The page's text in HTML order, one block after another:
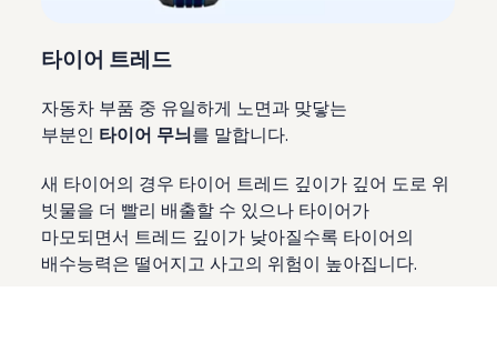
타이어 트레드
자동차 부품 중 유일하게 노면과 맞닿는
부분인 타이어 무늬를 말합니다.
새 타이어의 경우 타이어 트레드 깊이가 깊어 도로 위
빗물을 더 빨리 배출할 수 있으나 타이어가
마모되면서 트레드 깊이가 낮아질수록 타이어의
배수능력은 떨어지고 사고의 위험이 높아집니다.